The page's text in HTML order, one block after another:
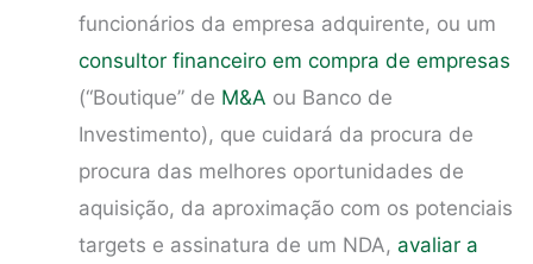
funcionários da empresa adquirente, ou um
consultor financeiro em compra de empresas
(“Boutique” de M&A ou Banco de
Investimento), que cuidará da procura de
procura das melhores oportunidades de
aquisição, da aproximação com os potenciais
targets e assinatura de um NDA, avaliar a